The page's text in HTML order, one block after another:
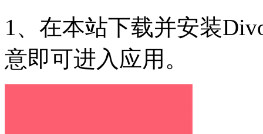
1、在本站下载并安装
意即可进入应用。